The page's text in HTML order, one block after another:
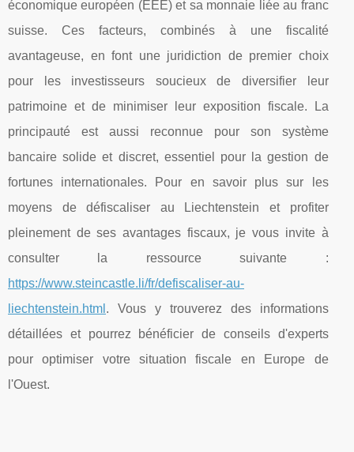
économique européen (EEE) et sa monnaie liée au franc
suisse. Ces facteurs, combinés à une fiscalité
avantageuse, en font une juridiction de premier choix
pour les investisseurs soucieux de diversifier leur
patrimoine et de minimiser leur exposition fiscale. La
principauté est aussi reconnue pour son système
bancaire solide et discret, essentiel pour la gestion de
fortunes internationales. Pour en savoir plus sur les
moyens de défiscaliser au Liechtenstein et profiter
pleinement de ses avantages fiscaux, je vous invite à
consulter la ressource suivante :
https://www.steincastle.li/fr/defiscaliser-au-
liechtenstein.html . Vous y trouverez des informations
détaillées et pourrez bénéficier de conseils d'experts
pour optimiser votre situation fiscale en Europe de
l'Ouest.